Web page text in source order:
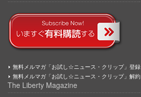
無料メルマガ「お試し☆ニュース・クリップ」登録
無料メルマガ「お試し☆ニュース・クリップ」解約
The Liberty Magazine